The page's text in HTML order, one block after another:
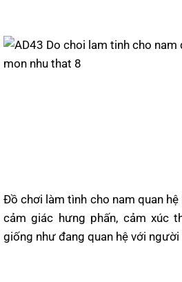
Đồ chơi làm tình cho nam quan
cảm giác hưng phấn, cảm xúc
giống như đang quan hệ với người